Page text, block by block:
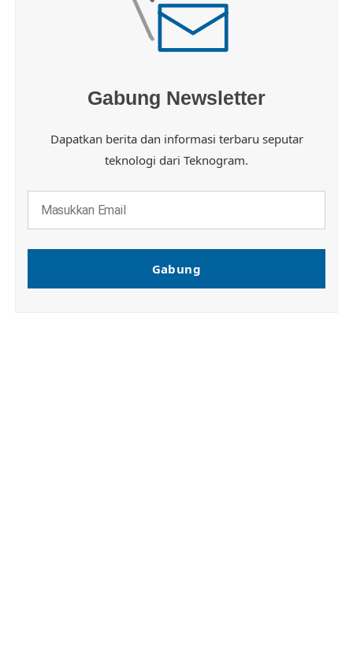
Gabung Newsletter
Dapatkan berita dan informasi terbaru seputar
teknologi dari Teknogram.